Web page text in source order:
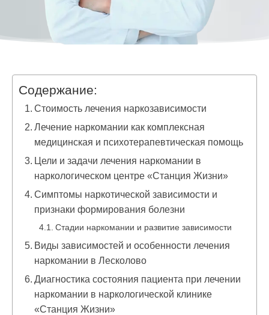
Содержание:
Стоимость лечения наркозависимости
Лечение наркомании как комплексная
медицинская и психотерапевтическая помощь
Цели и задачи лечения наркомании в
наркологическом центре «Станция Жизни»
Симптомы наркотической зависимости и
признаки формирования болезни
Стадии наркомании и развитие зависимости
Виды зависимостей и особенности лечения
наркомании в Лесколово
Диагностика состояния пациента при лечении
наркомании в наркологической клинике
«Станция Жизни»